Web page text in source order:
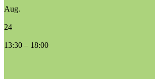
Aug.
24
13:30 – 18:00